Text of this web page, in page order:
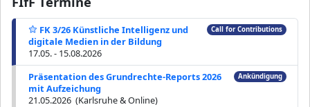
FK 3/26 Künstliche Intelligenz und
digitale Medien in der Bildung
17.05. - 15.08.2026
Call for Contributions
Präsentation des Grundrechte-Reports 2026
mit Aufzeichung
21.05.2026 (Karlsruhe & Online)
Ankündigung